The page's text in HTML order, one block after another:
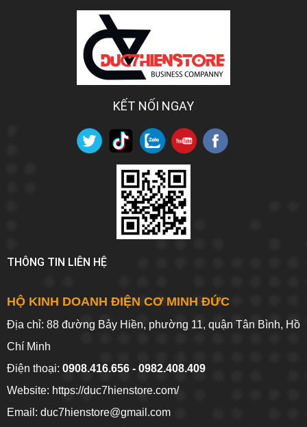
KẾT NỐI NGAY
THÔNG TIN LIÊN HỆ
HỘ KINH DOANH ĐIỆN CƠ MINH ĐỨC
Địa chỉ: 88 đường Bảy Hiền, phường 11, quận Tân Bình, Hồ
Chí Minh
Điện thoại: 0908.416.656 - 0982.408.409
Website: https://duc7hienstore.com/
Email: duc7hienstore@gmail.com